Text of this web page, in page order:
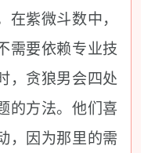
紫微斗数中，
需要依赖专业技
，贪狼男会四处
的方法。他们喜
，因为那里的需